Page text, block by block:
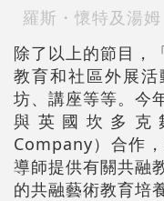
羅斯・懷特及湯
除了以上的節目，
教育和社區外展
坊、講座等等。今
與英國坎多克
Company）合作
導師提供有關共融
的共融藝術教育培